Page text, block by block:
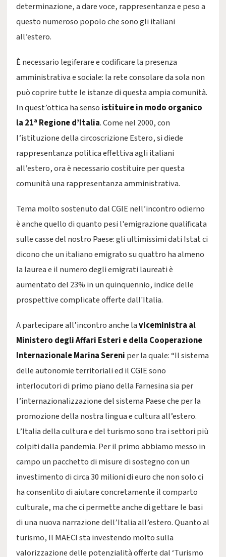
determinazione, a dare voce, rappresentanza e peso a
questo numeroso popolo che sono gli italiani
all’estero.
È necessario legiferare e codificare la presenza
amministrativa e sociale: la rete consolare da sola non
può coprire tutte le istanze di questa ampia comunità.
In quest’ottica ha senso istituire in modo organico
la 21ª Regione d’Italia. Come nel 2000, con
l’istituzione della circoscrizione Estero, si diede
rappresentanza politica effettiva agli italiani
all’estero, ora è necessario costituire per questa
comunità una rappresentanza amministrativa.
Tema molto sostenuto dal CGIE nell’incontro odierno
è anche quello di quanto pesi l'emigrazione qualificata
sulle casse del nostro Paese: gli ultimissimi dati Istat ci
dicono che un italiano emigrato su quattro ha almeno
la laurea e il numero degli emigrati laureati è
aumentato del 23% in un quinquennio, indice delle
prospettive complicate offerte dall'Italia.
A partecipare all’incontro anche laviceministra al
Ministero degli Affari Esteri e della Cooperazione
Internazionale Marina Sereni per la quale: “Il sistema
delle autonomie territoriali ed il CGIE sono
interlocutori di primo piano della Farnesina sia per
l’internazionalizzazione del sistema Paese che per la
promozione della nostra lingua e cultura all’estero.
L’Italia della cultura e del turismo sono tra i settori più
colpiti dalla pandemia. Per il primo abbiamo messo in
campo un pacchetto di misure di sostegno con un
investimento di circa 30 milioni di euro che non solo ci
ha consentito di aiutare concretamente il comparto
culturale, ma che ci permette anche di gettare le basi
di una nuova narrazione dell’Italia all’estero. Quanto al
turismo, Il MAECI sta investendo molto sulla
valorizzazione delle potenzialità offerte dal ‘Turismo